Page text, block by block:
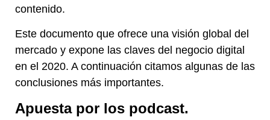
contenido.
Este documento que ofrece una visión global del
mercado y expone las claves del negocio digital
en el 2020. A continuación citamos algunas de las
conclusiones más importantes.
Apuesta por los podcast.